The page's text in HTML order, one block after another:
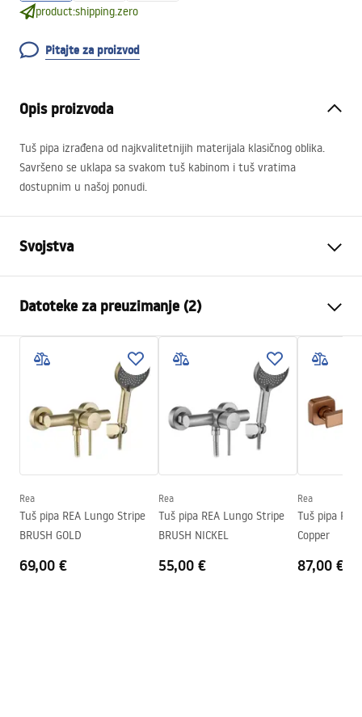
product:shipping.zero
Pitajte za proizvod
Opis proizvoda
Tuš pipa izrađena od najkvalitetnijih materijala klasičnog oblika.
Savršeno se uklapa sa svakom tuš kabinom i tuš vratima
dostupnim u našoj ponudi.
Svojstva
Način montaže
Zidna
Boja
Četkano zlato
Materijal
Mjed, ABS
Tehnologija premazivanja
PVD
Promjer priključka
1/2 cola
Jamstvo
Datoteke za preuzimanje (2)
Montažne upute
Jamstveni uvjeti
Warranty_Terms_and_Conditions_Faucets_-_5.pdf
Rea
Tuš pipa REA Lungo Stripe
BRUSH GOLD
69,00 €
Rea
Tuš pipa REA Lungo Stripe
BRUSH NICKEL
55,00 €
Rea
Tuš pipa
Copper
87,00 €